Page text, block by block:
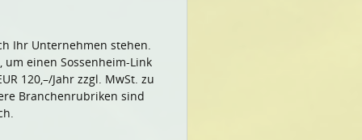
Ihr Unternehmen stehen.
, um einen Sossenheim-Link
120,–/Jahr zzgl. MwSt. zu
Branchenrubriken sind